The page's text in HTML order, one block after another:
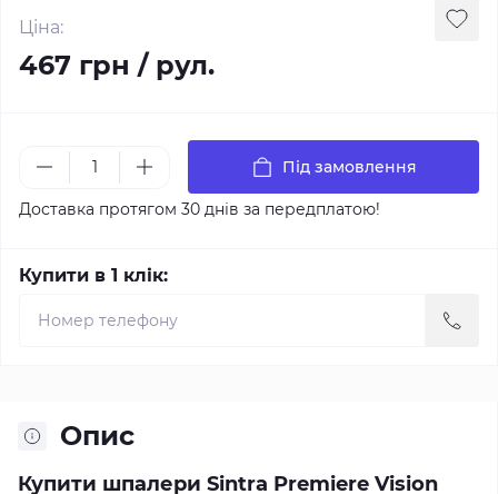
Ціна:
467 грн / рул.
Під замовлення
Доставка протягом 30 днів за передплатою!
Купити в 1 клік:
Опис
Купити шпалери Sintra Premiere Vision